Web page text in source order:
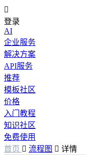

登录
AI
企业服务
解决方案
API服务
推荐
模板社区
价格
入门教程
知识社区
免费使用
首页  流程图  详情